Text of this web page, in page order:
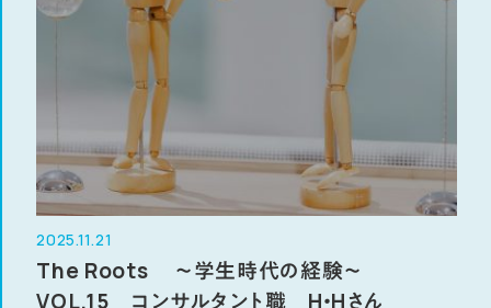
2025.11.21
The Roots ～学生時代の経験～
VOL.15 コンサルタント職 H・Hさん